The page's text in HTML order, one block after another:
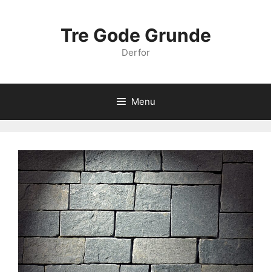
Tre Gode Grunde
Derfor
Menu